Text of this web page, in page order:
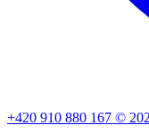
+420 910 880 167 ©